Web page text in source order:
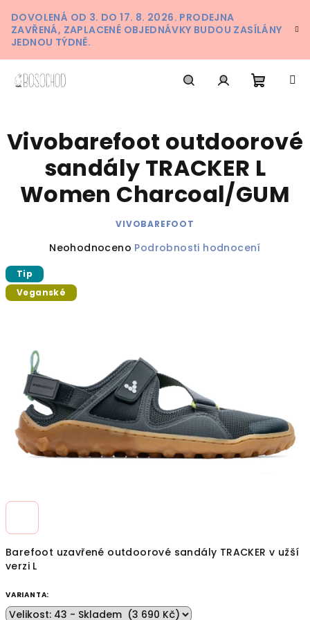
na
obsah
DOVOLENÁ OD 3. DO 17. 8. 2026. PRODEJNA
ZAVŘENÁ, ZAPLACENÉ OBJEDNÁVKY BUDOU ZASÍLÁNY
JEDNOU TÝDNĚ.
košík
Barefoot uzavřené outdoorové sandály TRACKER v užší
verzi L
VARIANTA:
Vivobarefoot outdoorové
sandály TRACKER L
Women Charcoal/GUM
VIVOBAREFOOT
Průměrné
je
0,0
Neohodnoceno Podrobnosti hodnocení
Tip
Veganské